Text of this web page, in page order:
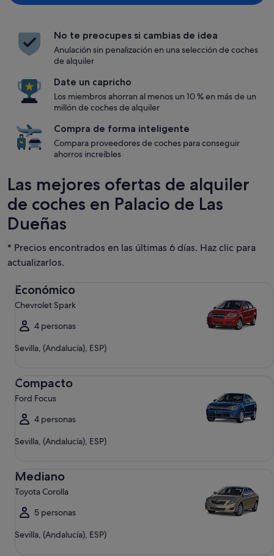
No te preocupes si cambias de idea
Anulación sin penalización en una selección de coches
de alquiler
Date un capricho
Los miembros ahorran al menos un 10 % en más de un
millón de coches de alquiler
Compra de forma inteligente
Compara proveedores de coches para conseguir
ahorros increíbles
Las mejores ofertas de alquiler
de coches en Palacio de Las
Dueñas
* Precios encontrados en las últimas 6 días. Haz clic para
actualizarlos.
Económico
Chevrolet Spark
4 personas
Sevilla, (Andalucía), ESP)
Compacto
Ford Focus
4 personas
Sevilla, (Andalucía), ESP)
Mediano
Toyota Corolla
5 personas
Sevilla, (Andalucía), ESP)